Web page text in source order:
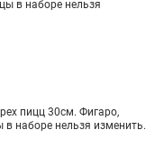
в наборе нельзя
пицц 30см. Фигаро,
в наборе нельзя изменить.